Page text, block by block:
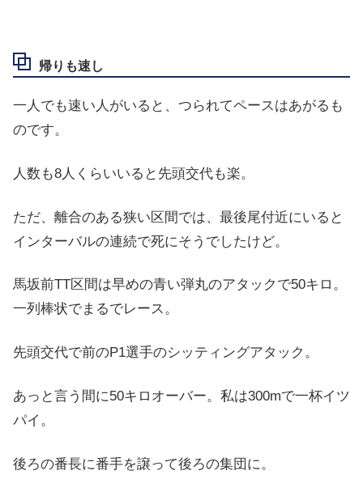
帰りも速し
一人でも速い人がいると、つられてペースはあがるも
のです。
人数も8人くらいいると先頭交代も楽。
ただ、離合のある狭い区間では、最後尾付近にいると
インターバルの連続で死にそうでしたけど。
馬坂前TT区間は早めの青い弾丸のアタックで50キロ。
一列棒状でまるでレース。
先頭交代で前のP1選手のシッティングアタック。
あっと言う間に50キロオーバー。私は300mで一杯イツ
パイ。
後ろの番長に番手を譲って後ろの集団に。